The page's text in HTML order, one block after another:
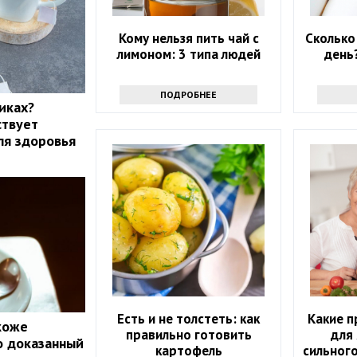
здоровья
доказанный
Кому нельзя пить чай с
лимоном: 3 типа людей
ПОДРОБНЕЕ
Есть и не толстеть: как
правильно готовить
картофель
Какие
для